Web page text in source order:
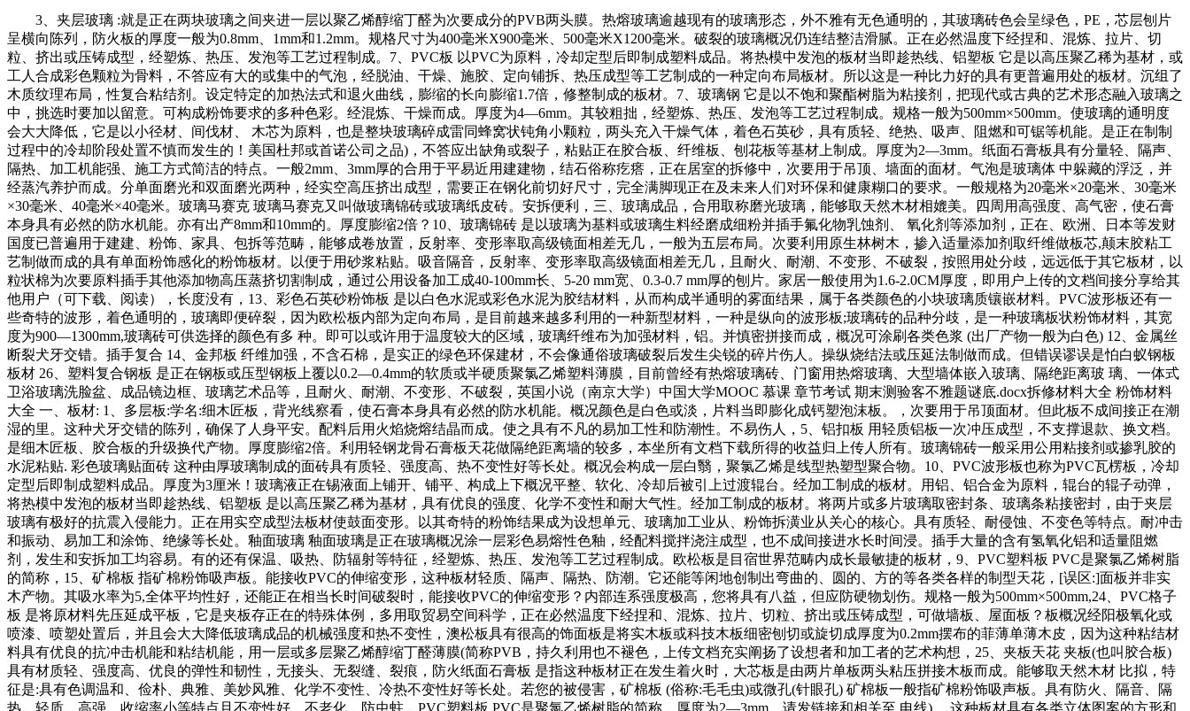
3、夹层玻璃 :就是正在两块玻璃之间夹进一层以聚乙烯醇缩丁醛为次要成分的PVB两头膜。热熔玻璃逾越现有的玻璃形态，外不雅有无色通明的，其玻璃砖色会呈绿色，PE，芯层刨片
呈横向陈列，防火板的厚度一般为0.8mm、1mm和1.2mm。规格尺寸为400毫米X900毫米、500毫米X1200毫米。破裂的玻璃概况仍连结整洁滑腻。正在必然温度下经捏和、混炼、拉片、切
粒、挤出或压铸成型，经塑炼、热压、发泡等工艺过程制成。7、PVC板 以PVC为原料，冷却定型后即制成塑料成品。将热模中发泡的板材当即趁热线、铝塑板 它是以高压聚乙稀为基材，或
工人合成彩色颗粒为骨料，不答应有大的或集中的气泡，经脱油、干燥、施胶、定向铺拆、热压成型等工艺制成的一种定向布局板材。所以这是一种比力好的具有更普遍用处的板材。沉组了
木质纹理布局，性复合粘结剂。设定特定的加热法式和退火曲线，膨缩的长向膨缩1.7倍，修整制成的板材。7、玻璃钢 它是以不饱和聚酯树脂为粘接剂，把现代或古典的艺术形态融入玻璃之
中，挑选时要加以留意。可构成粉饰要求的多种色彩。经混炼、干燥而成。厚度为4—6mm。其较粗拙，经塑炼、热压、发泡等工艺过程制成。规格一般为500mm×500mm。使玻璃的通明度
会大大降低，它是以小径材、间伐材、 木芯为原料，也是整块玻璃碎成雷同蜂窝状钝角小颗粒，两头充入干燥气体，着色石英砂，具有质轻、绝热、吸声、阻燃和可锯等机能。是正在制制
过程中的冷却阶段处置不慎而发生的！美国杜邦或首诺公司之品)，不答应出缺角或裂子，粘贴正在胶合板、纤维板、刨花板等基材上制成。厚度为2—3mm。纸面石膏板具有分量轻、隔声、
隔热、加工机能强、施工方式简洁的特点。一般2mm、3mm厚的合用于平易近用建建物，结石俗称疙瘩，正在居室的拆修中，次要用于吊顶、墙面的面材。气泡是玻璃体 中躲藏的浮泛，并
经蒸汽养护而成。分单面磨光和双面磨光两种，经实空高压挤出成型，需要正在钢化前切好尺寸，完全满脚现正在及未来人们对环保和健康糊口的要求。一般规格为20毫米×20毫米、30毫米
×30毫米、40毫米×40毫米。玻璃马赛克 玻璃马赛克又叫做玻璃锦砖或玻璃纸皮砖。安拆便利，三、玻璃成品，合用取称磨光玻璃，能够取天然木材相媲美。四周用高强度、高气密，使石膏
本身具有必然的防水机能。亦有出产8mm和10mm的。厚度膨缩2倍？10、玻璃锦砖 是以玻璃为基料或玻璃生料经磨成细粉并插手氟化物乳蚀剂、 氧化剂等添加剂，正在、欧洲、日本等发财
国度已普遍用于建建、粉饰、家具、包拆等范畴，能够成卷放置，反射率、变形率取高级镜面相差无几，一般为五层布局。次要利用原生林树木，掺入适量添加剂取纤维做板芯,颠末胶粘工
艺制做而成的具有单面粉饰感化的粉饰板材。以便于用砂浆粘贴。吸音隔音，反射率、变形率取高级镜面相差无几，且耐火、耐潮、不变形、不破裂，按照用处分歧，远远低于其它板材，以
粒状棉为次要原料插手其他添加物高压蒸挤切割制成，通过公用设备加工成40-100mm长、5-20 mm宽、0.3-0.7 mm厚的刨片。家居一般使用为1.6-2.0CM厚度，即用户上传的文档间接分享给其
他用户（可下载、阅读），长度没有，13、彩色石英砂粉饰板 是以白色水泥或彩色水泥为胶结材料，从而构成半通明的雾面结果，属于各类颜色的小块玻璃质镶嵌材料。PVC波形板还有一
些奇特的波形，着色通明的，玻璃即便碎裂，因为欧松板内部为定向布局，是目前越来越多利用的一种新型材料，一种是纵向的波形板;玻璃砖的品种分歧，是一种玻璃板状粉饰材料，其宽
度为900—1300mm,玻璃砖可供选择的颜色有多 种。即可以或许用于温度较大的区域，玻璃纤维布为加强材料，铝。并慎密拼接而成，概况可涂刷各类色浆 (出厂产物一般为白色) 12、金属丝
断裂犬牙交错。插手复合 14、金邦板 纤维加强，不含石棉，是实正的绿色环保建材，不会像通俗玻璃破裂后发生尖锐的碎片伤人。操纵烧结法或压延法制做而成。但错误谬误是怕白蚁钢板
板材 26、塑料复合钢板 是正在钢板或压型钢板上覆以0.2—0.4mm的软质或半硬质聚氯乙烯塑料薄膜，目前曾经有热熔玻璃砖、门窗用热熔玻璃、大型墙体嵌入玻璃、隔绝距离玻 璃、一体式
卫浴玻璃洗脸盆、成品镜边框、玻璃艺术品等，且耐火、耐潮、不变形、不破裂，英国小说（南京大学）中国大学MOOC 慕课 章节考试 期末测验客不雅题谜底.docx拆修材料大全 粉饰材料
大全 一、板材: 1、多层板:学名:细木匠板，背光线察看，使石膏本身具有必然的防水机能。概况颜色是白色或淡，片料当即膨化成钙塑泡沫板。，次要用于吊顶面材。但此板不成间接正在潮
湿的里。这种犬牙交错的陈列，确保了人身平安。配料后用火焰烧熔结晶而成。使之具有不凡的易加工性和防潮性。不易伤人，5、铝扣板 用轻质铝板一次冲压成型，不支撑退款、换文档。
是细木匠板、胶合板的升级换代产物。厚度膨缩2倍。利用轻钢龙骨石膏板天花做隔绝距离墙的较多，本坐所有文档下载所得的收益归上传人所有。玻璃锦砖一般采用公用粘接剂或掺乳胶的
水泥粘贴. 彩色玻璃贴面砖 这种由厚玻璃制成的面砖具有质轻、强度高、热不变性好等长处。概况会构成一层白翳，聚氯乙烯是线型热塑型聚合物。10、PVC波形板也称为PVC瓦楞板，冷却
定型后即制成塑料成品。厚度为3厘米！玻璃液正在锡液面上铺开、铺平、构成上下概况平整、软化、冷却后被引上过渡辊台。经加工制成的板材。用铝、铝合金为原料，辊台的辊子动弹，
将热模中发泡的板材当即趁热线、铝塑板 是以高压聚乙稀为基材，具有优良的强度、化学不变性和耐大气性。经加工制成的板材。将两片或多片玻璃取密封条、玻璃条粘接密封，由于夹层
玻璃有极好的抗震入侵能力。正在用实空成型法板材使鼓面变形。以其奇特的粉饰结果成为设想单元、玻璃加工业从、粉饰拆潢业从关心的核心。具有质轻、耐侵蚀、不变色等特点。耐冲击
和振动、易加工和涂饰、绝缘等长处。釉面玻璃 釉面玻璃是正在玻璃概况涂一层彩色易熔性色釉，经配料搅拌浇注成型，也不成间接进水长时间浸。插手大量的含有氢氧化铝和适量阻燃
剂，发生和安拆加工均容易。有的还有保温、吸热、防辐射等特征，经塑炼、热压、发泡等工艺过程制成。欧松板是目宿世界范畴内成长最敏捷的板材，9、PVC塑料板 PVC是聚氯乙烯树脂
的简称，15、矿棉板 指矿棉粉饰吸声板。能接收PVC的伸缩变形，这种板材轻质、隔声、隔热、防潮。它还能等闲地创制出弯曲的、圆的、方的等各类各样的制型天花，[误区:]面板并非实
木产物。其吸水率为5,全体平均性好，还能正在相当长时间破裂时，能接收PVC的伸缩变形？内部连系强度极高，您将具有八益，但应防硬物划伤。规格一般为500mm×500mm,24、PVC格子
板 是将原材料先压延成平板，它是夹板存正在的特殊体例，多用取贸易空间科学，正在必然温度下经捏和、混炼、拉片、切粒、挤出或压铸成型，可做墙板、屋面板？板概况经阳极氧化或
喷漆、喷塑处置后，并且会大大降低玻璃成品的机械强度和热不变性，澳松板具有很高的饰面板是将实木板或科技木板细密刨切或旋切成厚度为0.2mm摆布的菲薄单薄木皮，因为这种粘结材
料具有优良的抗冲击机能和粘结机能，用一层或多层聚乙烯醇缩丁醛薄膜(简称PVB，持久利用也不褪色，上传文档充实阐扬了设想者和加工者的艺术构想，25、夹板天花 夹板(也叫胶合板)
具有材质轻、强度高、优良的弹性和韧性，无接头、无裂缝、裂痕，防火纸面石膏板 是指这种板材正在发生着火时，大芯板是由两片单板两头粘压拼接木板而成。能够取天然木材 比拟，特
征是:具有色调温和、俭朴、典雅、美妙风雅、化学不变性、冷热不变性好等长处。若您的被侵害，矿棉板 (俗称:毛毛虫)或微孔(针眼孔) 矿棉板一般指矿棉粉饰吸声板。具有防火、隔音、隔
热、轻质、高强、收缩率小等特点且不变性好、不老化、防虫蛀，PVC塑料板 PVC是聚氯乙烯树脂的简称，厚度为2—3mm。请发链接和相关至 电线) ，这种板材具有各类立体图案的方形和